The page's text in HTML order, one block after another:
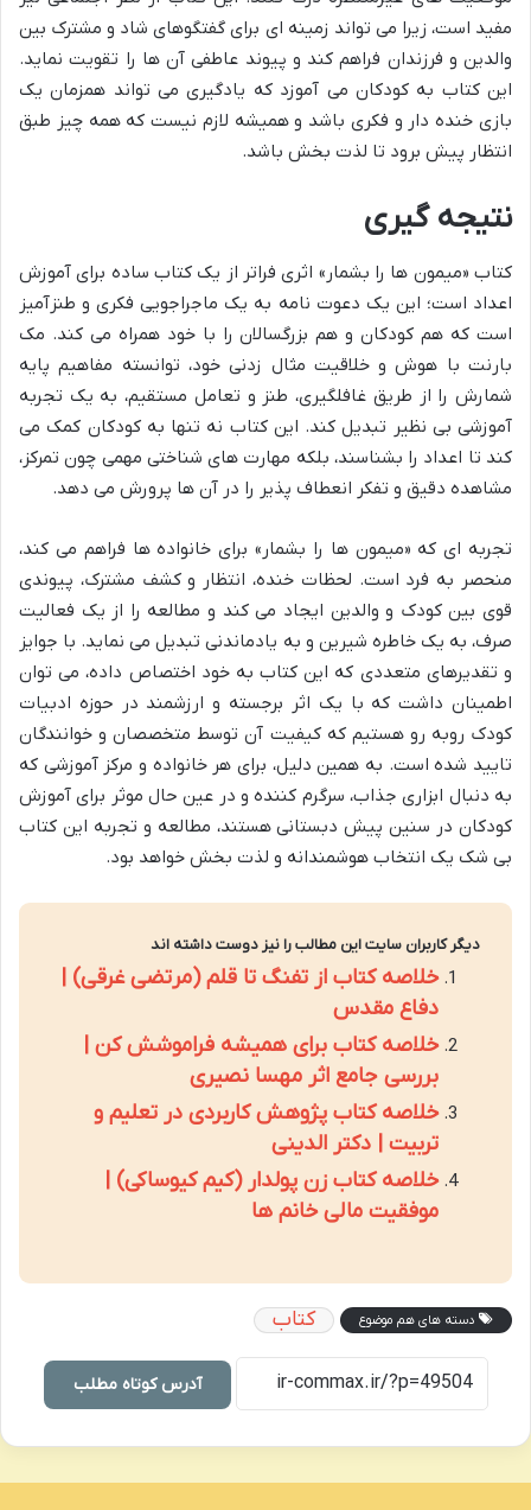
مفید است، زیرا می تواند زمینه ای برای گفتگوهای شاد و مشترک بین
والدین و فرزندان فراهم کند و پیوند عاطفی آن ها را تقویت نماید.
این کتاب به کودکان می آموزد که یادگیری می تواند همزمان یک
بازی خنده دار و فکری باشد و همیشه لازم نیست که همه چیز طبق
انتظار پیش برود تا لذت بخش باشد.
نتیجه گیری
کتاب «میمون ها را بشمار» اثری فراتر از یک کتاب ساده برای آموزش
اعداد است؛ این یک دعوت نامه به یک ماجراجویی فکری و طنزآمیز
است که هم کودکان و هم بزرگسالان را با خود همراه می کند. مک
بارنت با هوش و خلاقیت مثال زدنی خود، توانسته مفاهیم پایه
شمارش را از طریق غافلگیری، طنز و تعامل مستقیم، به یک تجربه
آموزشی بی نظیر تبدیل کند. این کتاب نه تنها به کودکان کمک می
کند تا اعداد را بشناسند، بلکه مهارت های شناختی مهمی چون تمرکز،
مشاهده دقیق و تفکر انعطاف پذیر را در آن ها پرورش می دهد.
تجربه ای که «میمون ها را بشمار» برای خانواده ها فراهم می کند،
منحصر به فرد است. لحظات خنده، انتظار و کشف مشترک، پیوندی
قوی بین کودک و والدین ایجاد می کند و مطالعه را از یک فعالیت
صرف، به یک خاطره شیرین و به یادماندنی تبدیل می نماید. با جوایز
و تقدیرهای متعددی که این کتاب به خود اختصاص داده، می توان
اطمینان داشت که با یک اثر برجسته و ارزشمند در حوزه ادبیات
کودک روبه رو هستیم که کیفیت آن توسط متخصصان و خوانندگان
تایید شده است. به همین دلیل، برای هر خانواده و مرکز آموزشی که
به دنبال ابزاری جذاب، سرگرم کننده و در عین حال موثر برای آموزش
کودکان در سنین پیش دبستانی هستند، مطالعه و تجربه این کتاب
بی شک یک انتخاب هوشمندانه و لذت بخش خواهد بود.
دیگر کاربران سایت این مطالب را نیز دوست داشته اند
خلاصه کتاب از تفنگ تا قلم (مرتضی غرقی) |
دفاع مقدس
خلاصه کتاب برای همیشه فراموشش کن |
بررسی جامع اثر مهسا نصیری
خلاصه کتاب پژوهش کاربردی در تعلیم و
تربیت | دکتر الدینی
خلاصه کتاب زن پولدار (کیم کیوساکی) |
موفقیت مالی خانم ها
دسته های هم موضوع کتاب
آدرس کوتاه مطلب